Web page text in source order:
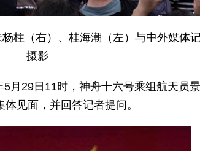
柱（右）、桂海潮（左）与中外媒体
摄影
月29日11时，神舟十六号乘组航天员
见面，并回答记者提问。